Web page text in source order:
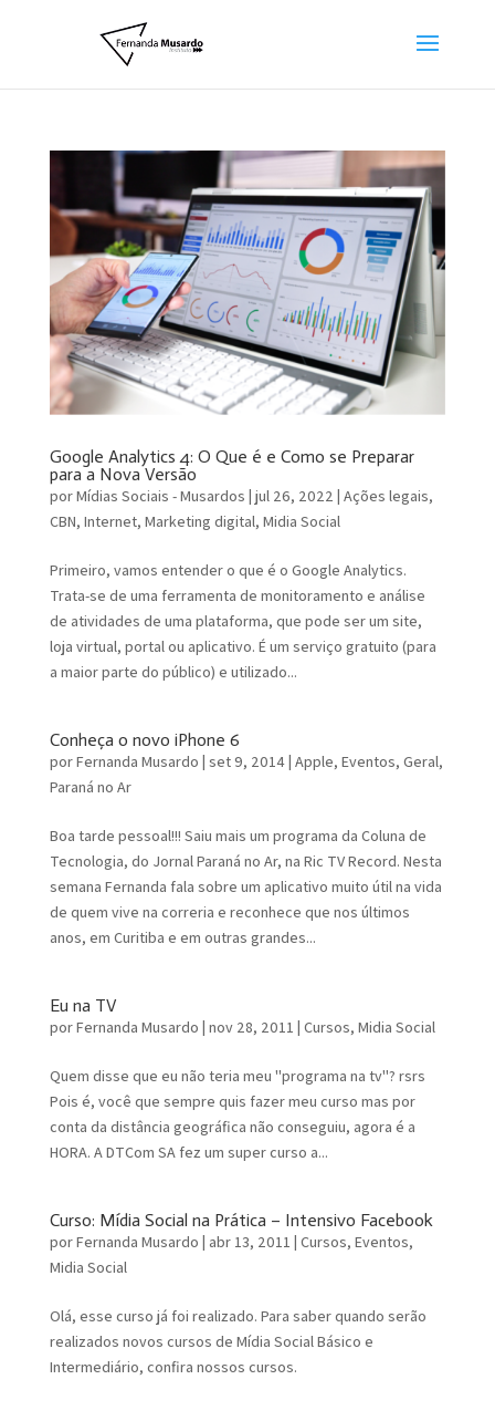
Google Analytics 4: O Que é e Como se Preparar
para a Nova Versão
porMídias Sociais - Musardos | jul 26, 2022 | Ações legais,
CBN, Internet, Marketing digital, Midia Social
Primeiro, vamos entender o que é o Google Analytics.
Trata-se de uma ferramenta de monitoramento e análise
de atividades de uma plataforma, que pode ser um site,
loja virtual, portal ou aplicativo. É um serviço gratuito (para
a maior parte do público) e utilizado...
Conheça o novo iPhone 6
porFernanda Musardo | set 9, 2014| Apple, Eventos, Geral,
Paraná no Ar
Boa tarde pessoal!!! Saiu mais um programa da Coluna de
Tecnologia, do Jornal Paraná no Ar, na Ric TV Record. Nesta
semana Fernanda fala sobre um aplicativo muito útil na vida
de quem vive na correria e reconhece que nos últimos
anos, em Curitiba e em outras grandes...
Eu na TV
porFernanda Musardo | nov 28, 2011 | Cursos, Midia Social
Quem disse que eu não teria meu "programa na tv"? rsrs
Pois é, você que sempre quis fazer meu curso mas por
conta da distância geográfica não conseguiu, agora é a
HORA. A DTCom SA fez um super curso a...
Curso: Mídia Social na Prática – Intensivo Facebook
porFernanda Musardo | abr 13, 2011 | Cursos, Eventos,
Midia Social
Olá, esse curso já foi realizado. Para saber quando serão
realizados novos cursos de Mídia Social Básico e
Intermediário, confira nossos cursos.